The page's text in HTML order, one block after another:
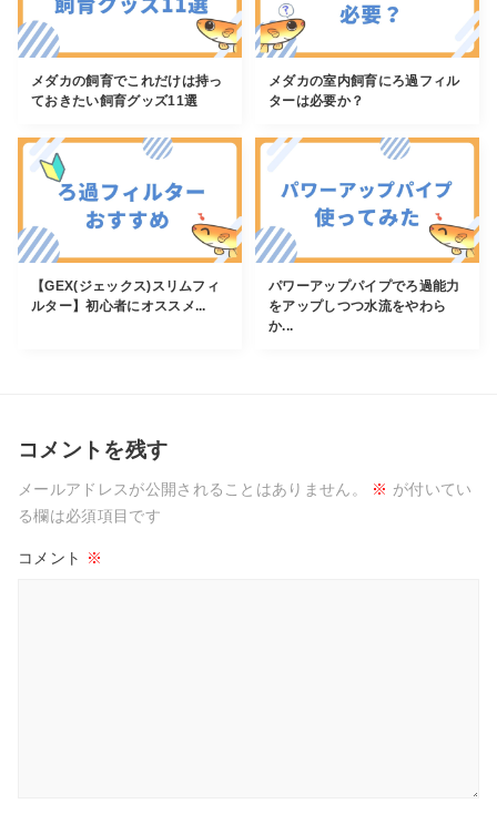
メダカの飼育でこれだけは持っ
ておきたい飼育グッズ11選
メダカの室内飼育にろ過フィル
ターは必要か？
【GEX(ジェックス)スリムフィ
ルター】初心者にオススメ...
パワーアップパイプでろ過能力
をアップしつつ水流をやわら
か...
コメントを残す
メールアドレスが公開されることはありません。 ※ が付いてい
る欄は必須項目です
コメント ※